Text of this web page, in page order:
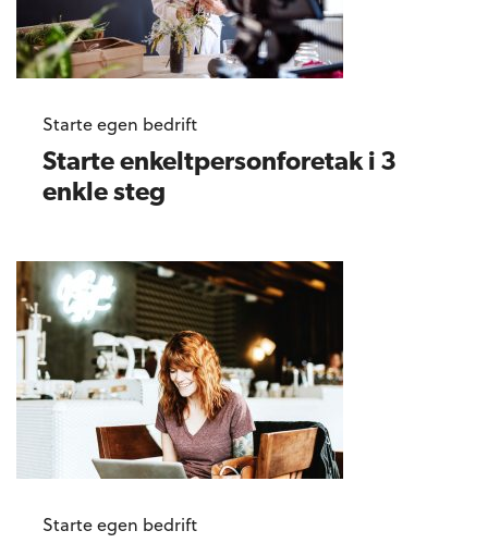
Starte egen bedrift
Starte enkeltpersonforetak i 3
enkle steg
Starte egen bedrift